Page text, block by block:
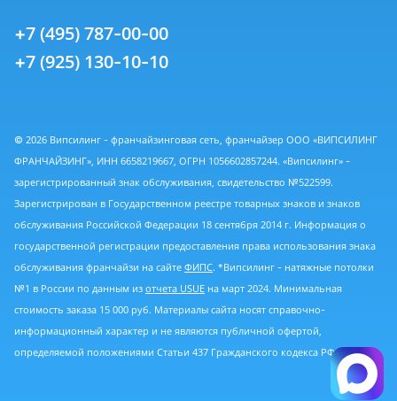
+7 (495) 787-00-00
+7 (925) 130-10-10
© 2026 Випсилинг - франчайзинговая сеть, франчайзер ООО «ВИПСИЛИНГ
ФРАНЧАЙЗИНГ», ИНН 6658219667, ОГРН 1056602857244. «Випсилинг» -
зарегистрированный знак обслуживания, свидетельство №522599.
Зарегистрирован в Государственном реестре товарных знаков и знаков
обслуживания Российской Федерации 18 сентября 2014 г. Информация о
государственной регистрации предоставления права использования знака
обслуживания франчайзи на сайте ФИПС. *Випсилинг - натяжные потолки
№1 в России по данным из отчета USUE на март 2024. Минимальная
стоимость заказа 15 000 руб. Материалы сайта носят справочно-
информационный характер и не являются публичной офертой,
определяемой положениями Статьи 437 Гражданского кодекса РФ.